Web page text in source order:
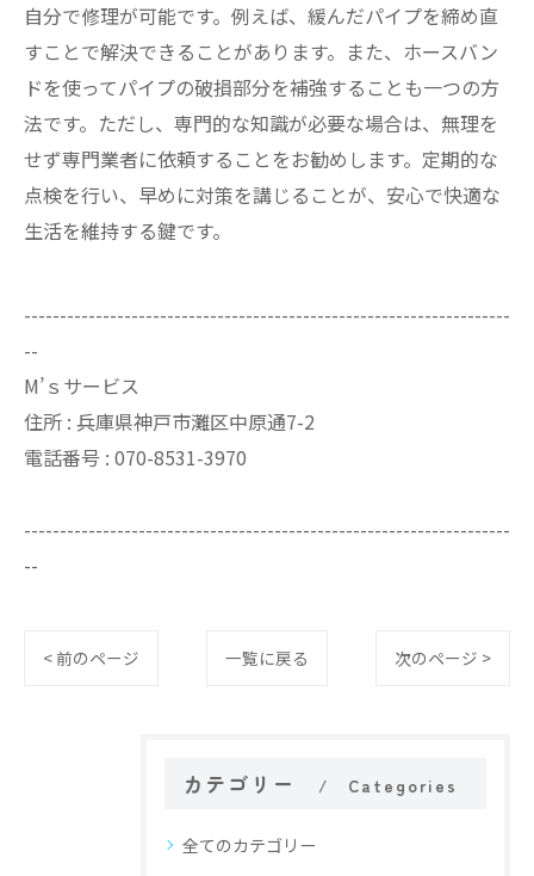
自分で修理が可能です。例えば、緩んだパイプを締め直
すことで解決できることがあります。また、ホースバン
ドを使ってパイプの破損部分を補強することも一つの方
法です。ただし、専門的な知識が必要な場合は、無理を
せず専門業者に依頼することをお勧めします。定期的な
点検を行い、早めに対策を講じることが、安心で快適な
生活を維持する鍵です。
--------------------------------------------------------------------
--
M’ｓサービス
住所 : 兵庫県神戸市灘区中原通7-2
電話番号 : 070-8531-3970
--------------------------------------------------------------------
--
< 前のページ 一覧に戻る 次のページ >
カテゴリー Categories
全てのカテゴリー